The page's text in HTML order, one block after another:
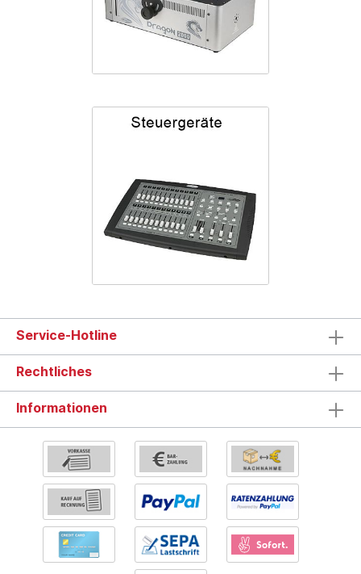
Service-Hotline
Rechtliches
Informationen